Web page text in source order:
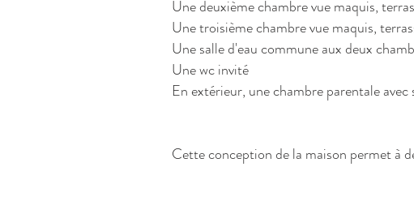
Une deuxième chambre vue maquis,
Une troisième chambre vue maquis,
Une salle d'eau commune aux deux
Une wc invité
En extérieur, une chambre parentale
Cette conception de la maison permet à